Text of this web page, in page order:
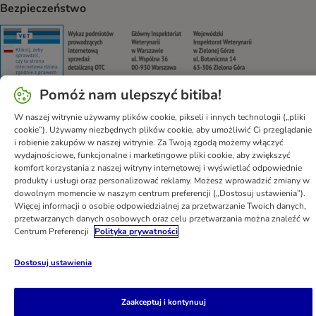
Bezpieczeństwo
Security Security Security
Pomoc Regulamin Polityka prywatności
Impressum
Newsletter
Informacje o przesyłce
Metody płatności
Formularz odstąpienia od umowy
Kontakt
Program partnerski
Korzyści w skrócie
Program lojalnościowy
DSA Oświadczenie o dostępności
bitiba GmbH 2026
Pomóż nam ulepszyć bitiba!
W naszej witrynie używamy plików cookie, pikseli i innych technologii („pliki
cookie”). Używamy niezbędnych plików cookie, aby umożliwić Ci przeglądanie
i robienie zakupów w naszej witrynie. Za Twoją zgodą możemy włączyć
wydajnościowe, funkcjonalne i marketingowe pliki cookie, aby zwiększyć
komfort korzystania z naszej witryny internetowej i wyświetlać odpowiednie
produkty i usługi oraz personalizować reklamy. Możesz wprowadzić zmiany w
dowolnym momencie w naszym centrum preferencji („Dostosuj ustawienia”).
Więcej informacji o osobie odpowiedzialnej za przetwarzanie Twoich danych,
przetwarzanych danych osobowych oraz celu przetwarzania można znaleźć w
Centrum Preferencji
Polityka prywatności
Dostosuj ustawienia
Zaakceptuj i kontynuuj